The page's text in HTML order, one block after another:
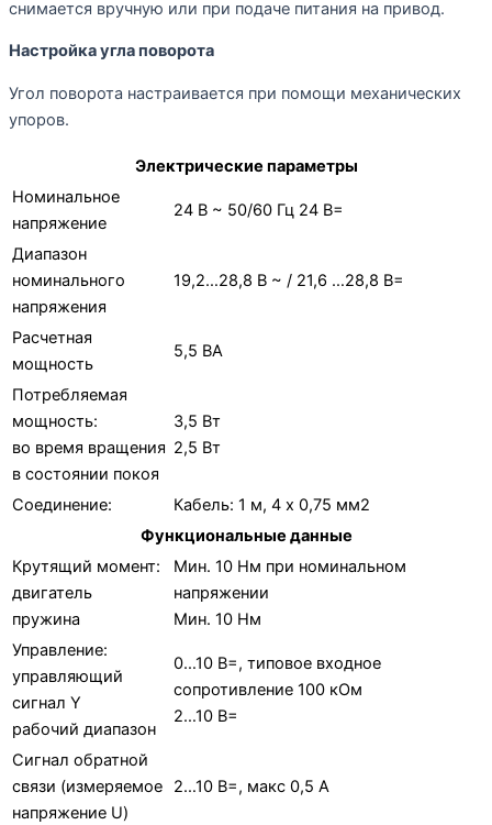
снимается вручную или при подаче питания на привод.
Настройка угла поворота
Угол поворота настраивается при помощи механических
упоров.
Электрические параметры
Номинальное
напряжение
24 В ~ 50/60 Гц 24 В=
Диапазон
номинального
напряжения
19,2…28,8 В ~ / 21,6 …28,8 В=
Расчетная
мощность
5,5 ВА
Потребляемая
мощность:
во время вращения
в состоянии покоя
3,5 Вт
2,5 Вт
Соединение:
Кабель: 1 м, 4 x 0,75 мм2
Функциональные данные
Крутящий момент:
двигатель
пружина
Мин. 10 Нм при номинальном
напряжении
Мин. 10 Нм
Управление:
управляющий
сигнал Y
рабочий диапазон
0…10 В=, типовое входное
сопротивление 100 кОм
2…10 В=
Сигнал обратной
связи (измеряемое
напряжение U)
2…10 В=, макс 0,5 А